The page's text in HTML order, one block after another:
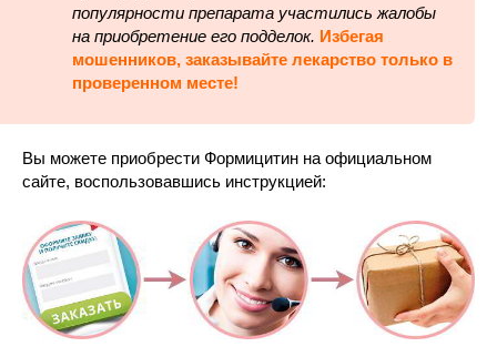
популярности препарата участились жалобы
на приобретение его подделок. Избегая
мошенников, заказывайте лекарство только в
проверенном месте!
Вы можете приобрести Формицитин на официальном
сайте, воспользовавшись инструкцией: